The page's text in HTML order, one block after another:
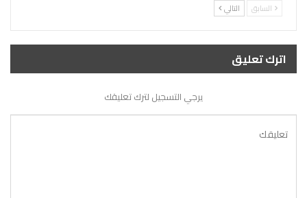
السابق التالي
اترك تعليق
يرجي التسجيل لترك تعليقك